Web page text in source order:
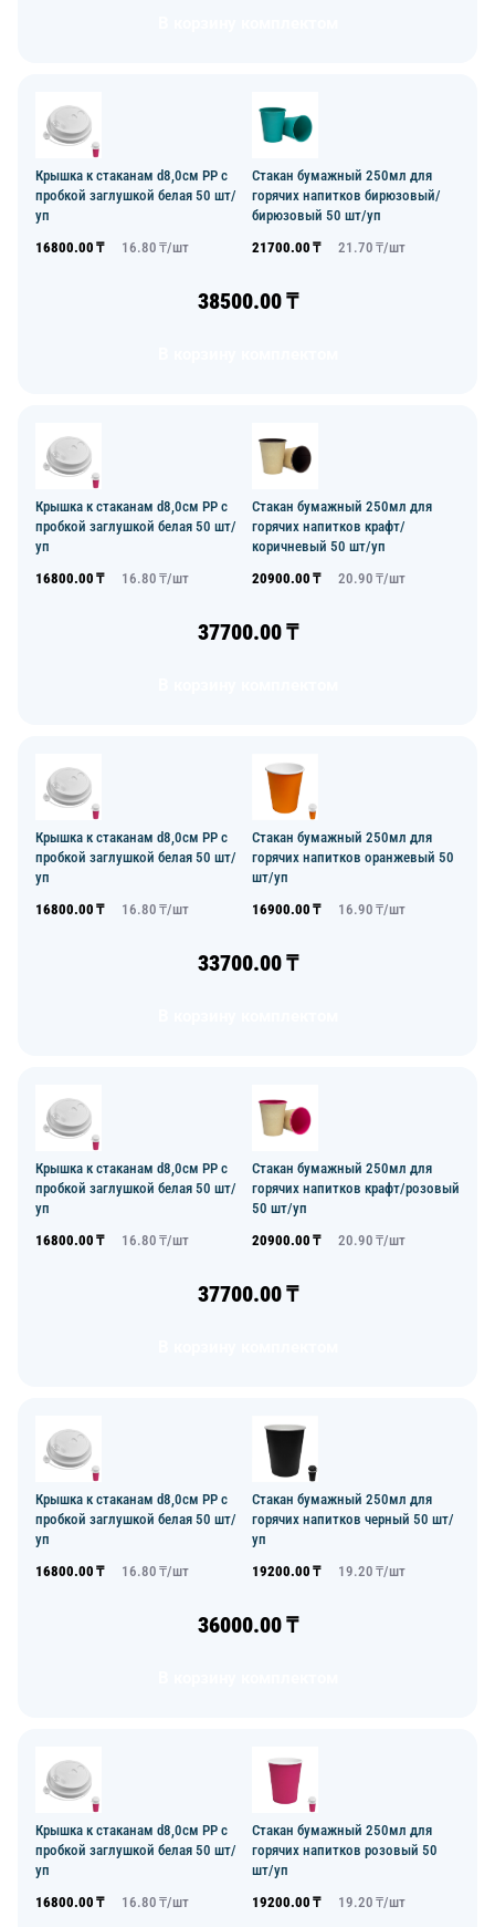
Крышка к стаканам d8,0см PP с
пробкой заглушкой белая 50 шт/
уп
16800.00 ₸ 16.80 ₸/шт
Стакан бумажный 250мл для
горячих напитков бирюзовый/
бирюзовый 50 шт/уп
21700.00 ₸ 21.70 ₸/шт
38500.00₸
Крышка к стаканам d8,0см PP с
пробкой заглушкой белая 50 шт/
уп
16800.00 ₸ 16.80 ₸/шт
Стакан бумажный 250мл для
горячих напитков крафт/
коричневый 50 шт/уп
20900.00 ₸ 20.90 ₸/шт
37700.00₸
Крышка к стаканам d8,0см PP с
пробкой заглушкой белая 50 шт/
уп
16800.00 ₸ 16.80 ₸/шт
Стакан бумажный 250мл для
горячих напитков оранжевый 50
шт/уп
16900.00 ₸ 16.90 ₸/шт
33700.00₸
Крышка к стаканам d8,0см PP с
пробкой заглушкой белая 50 шт/
уп
16800.00 ₸ 16.80 ₸/шт
Стакан бумажный 250мл для
горячих напитков крафт/розовый
50 шт/уп
20900.00 ₸ 20.90 ₸/шт
37700.00₸
Крышка к стаканам d8,0см PP с
пробкой заглушкой белая 50 шт/
уп
16800.00 ₸ 16.80 ₸/шт
Стакан бумажный 250мл для
горячих напитков черный 50 шт/
уп
19200.00 ₸ 19.20 ₸/шт
36000.00₸
Крышка к стаканам d8,0см PP с
пробкой заглушкой белая 50 шт/
уп
16800.00 ₸ 16.80 ₸/шт
Стакан бумажный 250мл для
горячих напитков розовый 50
шт/уп
19200.00 ₸ 19.20 ₸/шт